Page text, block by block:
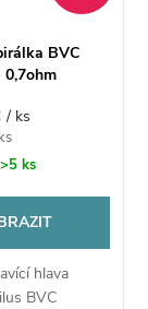
BVC
/ ks
>5 ks
hlava
BVC